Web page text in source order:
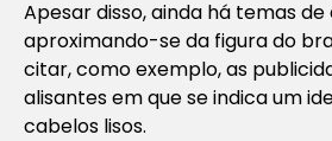
Apesar disso, ainda há temas de
aproximando-se da figura do
citar, como exemplo, as
alisantes em que se indica um
cabelos lisos.